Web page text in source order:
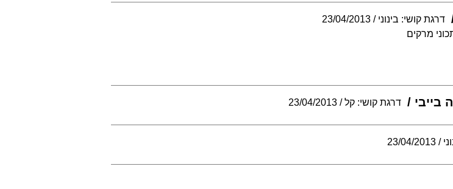
דרגת קושי: בינוני
23/04/2013
מרקים
בייבי דרגת קושי: קל
23/04/2013
23/04/2013